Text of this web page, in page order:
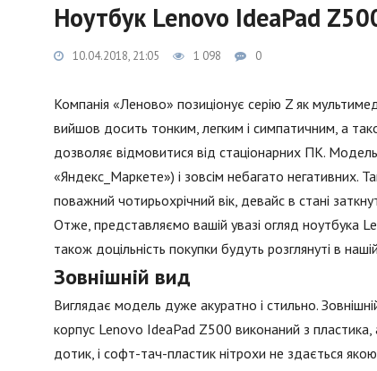
Ноутбук Lenovo IdeaPad
10.04.2018, 21:05 1 098 0
Компанія «Леново» позиціонує серію Z як
вийшов досить тонким, легким і симпатичним, а
дозволяє відмовитися від стаціонарних ПК.
«Яндекс_Маркете») і зовсім небагато негативних.
поважний чотирьохрічний вік, девайс в стані
Отже, представляємо вашій увазі огляд ноутбука
також доцільність покупки будуть розглянуті в
Зовнішній вид
Виглядає модель дуже акуратно і стильно.
корпус Lenovo IdeaPad Z500 виконаний з
дотик, і софт-тач-пластик нітрохи не здається